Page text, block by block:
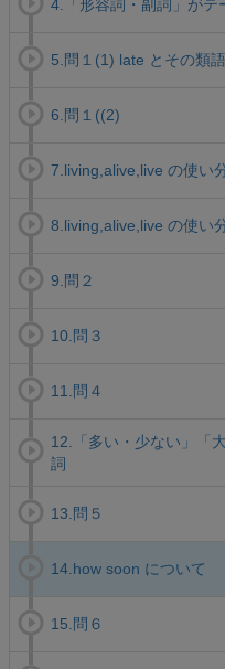
4.「形容詞・副詞」がテ
5.問１(1) late とその類
6.問１((2)
7.living,alive,live の使い
8.living,alive,live の使い
9.問２
10.問３
11.問４
12.「多い・少ない」「
詞
13.問５
14.how soon について
15.問６